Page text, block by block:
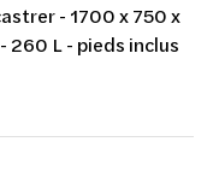
- 1700 x 750 x
260 L - pieds inclus